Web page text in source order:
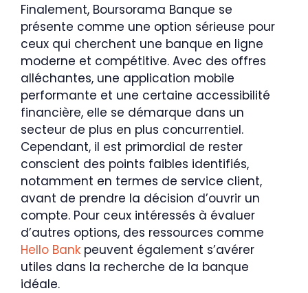
Finalement, Boursorama Banque se
présente comme une option sérieuse pour
ceux qui cherchent une banque en ligne
moderne et compétitive. Avec des offres
alléchantes, une application mobile
performante et une certaine accessibilité
financière, elle se démarque dans un
secteur de plus en plus concurrentiel.
Cependant, il est primordial de rester
conscient des points faibles identifiés,
notamment en termes de service client,
avant de prendre la décision d’ouvrir un
compte. Pour ceux intéressés à évaluer
d’autres options, des ressources comme
Hello Bank peuvent également s’avérer
utiles dans la recherche de la banque
idéale.